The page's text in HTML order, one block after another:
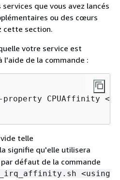
que vous avez lancés
ou des cœurs
cette section.
votre service est
de la commande :
CPUAffinity
telle
signifie qu'elle utilisera
défaut de la commande
<using